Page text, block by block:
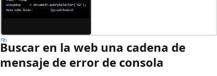
Buscar en la web una cadena de
mensaje de error de consola